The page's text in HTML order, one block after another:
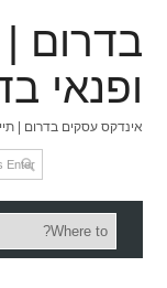
בדרום |
ופנאי
אינדקס עסקים בדרום |